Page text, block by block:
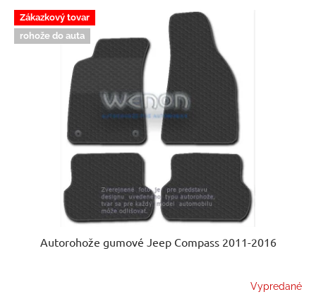
p
V
p
Zákazkový tovar
rohože do auta
Autorohože gumové Jeep Compass 2011-2016
Vypredané